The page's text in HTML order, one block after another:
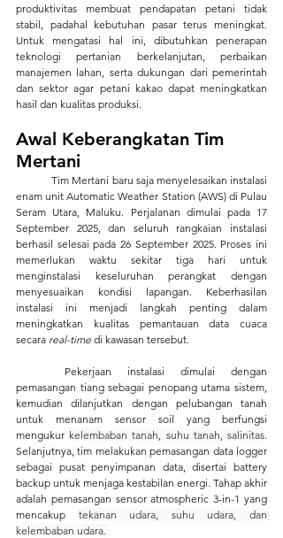
produktivitas membuat pendapatan petani tidak
stabil, padahal kebutuhan pasar terus meningkat.
Untuk mengatasi hal ini, dibutuhkan penerapan
teknologi pertanian berkelanjutan, perbaikan
manajemen lahan, serta dukungan dari pemerintah
dan sektor agar petani kakao dapat meningkatkan
hasil dan kualitas produksi.
Awal Keberangkatan Tim
Mertani
	Tim Mertani baru saja menyelesaikan instalasi
enam unit Automatic Weather Station (AWS) di Pulau
Seram Utara, Maluku. Perjalanan dimulai pada 17
September 2025, dan seluruh rangkaian instalasi
berhasil selesai pada 26 September 2025. Proses ini
memerlukan waktu sekitar tiga hari untuk
menginstalasi keseluruhan perangkat dengan
menyesuaikan kondisi lapangan. Keberhasilan
instalasi ini menjadi langkah penting dalam
meningkatkan kualitas pemantauan data cuaca
secara real-time di kawasan tersebut.
pemasangan tiang sebagai penopang utama sistem,
kemudian dilanjutkan dengan pelubangan tanah
untuk menanam sensor soil yang berfungsi
mengukur kelembaban tanah, suhu tanah, salinitas
Selanjutnya, tim melakukan pemasangan data logger
sebagai pusat penyimpanan data, disertai battery
backup untuk menjaga kestabilan energi. Tahap akhir
adalah pemasangan sensor atmospheric 3-in-1 yang
mencakup tekanan udara, suhu udara, dan
kelembaban udara.